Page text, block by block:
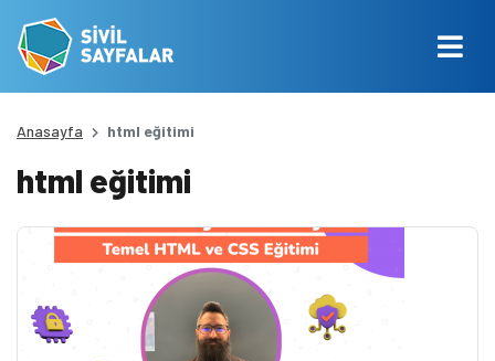
Anasayfa html eğitimi
html eğitimi